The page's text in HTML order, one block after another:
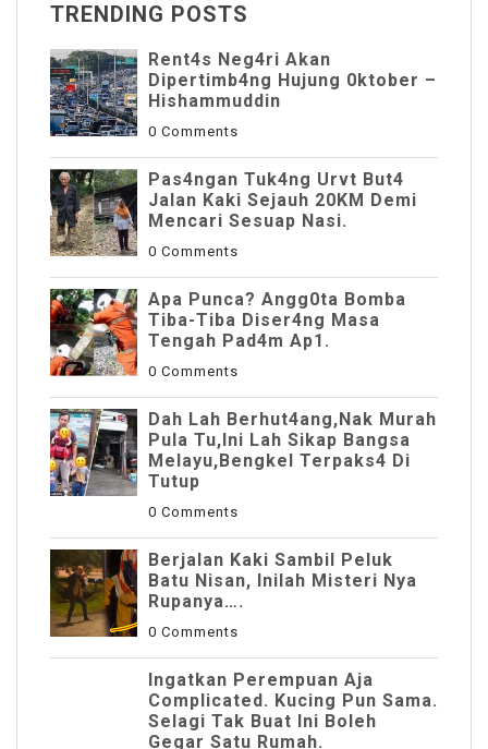
TRENDING POSTS
Rent4s Neg4ri Akan
Dipertimb4ng Hujung 0ktober –
Hishammuddin
0 Comments
Pas4ngan Tuk4ng Urvt But4
JaIan Kaki Sejauh 20KM Demi
Mencari Sesuap Nasi.
0 Comments
Apa Punca? Angg0ta Bomba
Tiba-Tiba Diser4ng Masa
Tengah Pad4m Ap1.
0 Comments
Dah Lah Berhut4ang,Nak Murah
Pula Tu,Ini Lah Sikap Bangsa
Melayu,Bengkel Terpaks4 Di
Tutup
0 Comments
Berjalan Kaki Sambil Peluk
Batu Nisan, Inilah Misteri Nya
Rupanya….
0 Comments
Ingatkan Perempuan Aja
Complicated. Kucing Pun Sama.
Selagi Tak Buat Ini Boleh
Gegar Satu Rumah.